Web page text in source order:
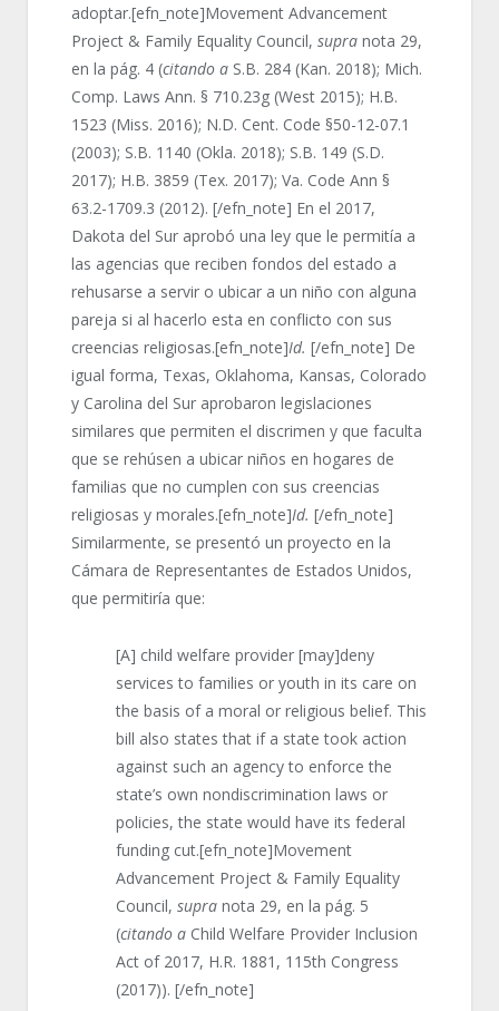
adoptar.[efn_note]Movement Advancement
Project & Family Equality Council, supranota 29,
en la pág. 4 (citando aS.B. 284 (Kan. 2018); Mich.
Comp. Laws Ann. § 710.23g (West 2015); H.B.
1523 (Miss. 2016); N.D. Cent. Code §50-12-07.1
(2003); S.B. 1140 (Okla. 2018); S.B. 149 (S.D.
2017); H.B. 3859 (Tex. 2017); Va. Code Ann §
63.2-1709.3 (2012). [/efn_note] En el 2017,
Dakota del Sur aprobó una ley que le permitía a
las agencias que reciben fondos del estado a
rehusarse a servir o ubicar a un niño con alguna
pareja si al hacerlo esta en conflicto con sus
creencias religiosas.[efn_note]Id. [/efn_note] De
igual forma, Texas, Oklahoma, Kansas, Colorado
y Carolina del Sur aprobaron legislaciones
similares que permiten el discrimen y que faculta
que se rehúsen a ubicar niños en hogares de
familias que no cumplen con sus creencias
religiosas y morales.[efn_note]Id. [/efn_note]
Similarmente, se presentó un proyecto en la
Cámara de Representantes de Estados Unidos,
que permitiría que:
[A] child welfare provider [may]deny
services to families or youth in its care on
the basis of a moral or religious belief. This
bill also states that if a state took action
against such an agency to enforce the
state’s own nondiscrimination laws or
policies, the state would have its federal
funding cut.[efn_note]Movement
Advancement Project & Family Equality
Council, supranota 29, en la pág. 5
(citando aChild Welfare Provider Inclusion
Act of 2017, H.R. 1881, 115th Congress
(2017)). [/efn_note]